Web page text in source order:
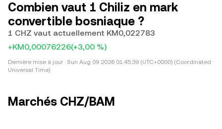
Combien vaut 1 Chiliz en mark
convertible bosniaque ?
1 CHZ vaut actuellement KM0,022783
+KM0,00076226(+3,00 %)
Dernière mise à jour : Sun Aug 09 2026 01:45:39 (UTC+0000) (Coordinated
Universal Time)
Marchés CHZ/BAM